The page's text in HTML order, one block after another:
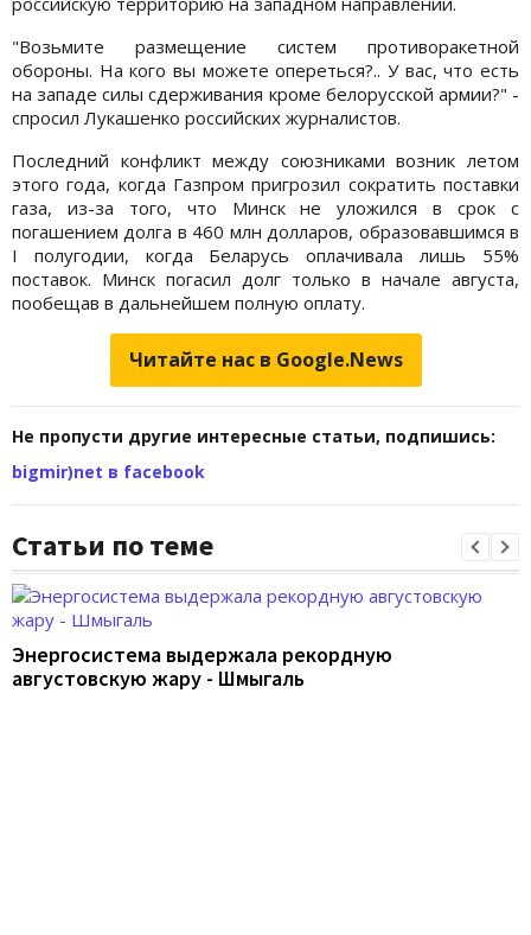
"Возьмите размещение систем противоракетной
обороны. На кого вы можете опереться?.. У вас, что есть
на западе силы сдерживания кроме белорусской армии?" -
спросил Лукашенко российских журналистов.
Последний конфликт между союзниками возник летом
этого года, когда Газпром пригрозил сократить поставки
газа, из-за того, что Минск не уложился в срок с
погашением долга в 460 млн долларов, образовавшимся в
І полугодии, когда Беларусь оплачивала лишь 55%
поставок. Минск погасил долг только в начале августа,
пообещав в дальнейшем полную оплату.
Читайте нас в Google.News
Не пропусти другие интересные статьи, подпишись:
bigmir)net в facebook
Статьи по теме
Энергосистема выдержала рекордную
августовскую жару - Шмыгаль